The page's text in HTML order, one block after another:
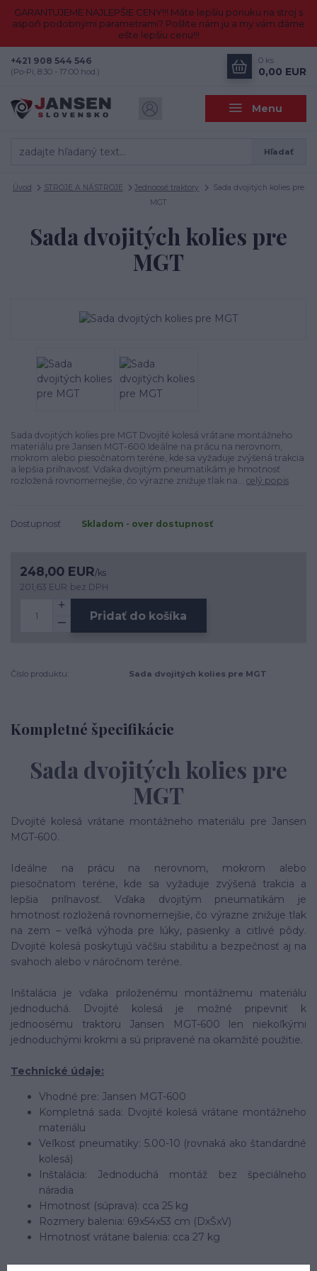
GARANTUJEME NAJLEPŠIE CENY!!! Máte lepšiu ponuku na stroj s
aspoň podobnými parametrami? Pošlite nám ju a my vám dáme
ešte lepšiu cenu!!!
Menu
Hľadať
+421 908 544 546
(Po-Pi, 8:30 - 17:00 hod.)
0 ks
0,00 EUR
Úvod STROJE A NÁSTROJE Jednoosé traktory
Sada dvojitých kolies pre
MGT
Sada dvojitých kolies pre
MGT
Sada dvojitých kolies pre MGT Dvojité kolesá vrátane montážneho
materiálu pre Jansen MGT-600.Ideálne na prácu na nerovnom,
mokrom alebo piesočnatom teréne, kde sa vyžaduje zvýšená trakcia
a lepšia priľnavosť. Vďaka dvojitým pneumatikám je hmotnosť
rozložená rovnomernejšie, čo výrazne znižuje tlak na... celý popis
Dostupnosť Skladom - over dostupnosť
248,00 EUR/ks
201,63 EUR bez DPH
Pridať do košíka
Číslo produktu: Sada dvojitých kolies pre MGT
Kompletné špecifikácie
Sada dvojitých kolies pre
MGT
Dvojité kolesá vrátane montážneho materiálu pre Jansen
MGT-600.
Ideálne na prácu na nerovnom, mokrom alebo
piesočnatom teréne, kde sa vyžaduje zvýšená trakcia a
lepšia priľnavosť. Vďaka dvojitým pneumatikám je
hmotnosť rozložená rovnomernejšie, čo výrazne znižuje tlak
na zem – veľká výhoda pre lúky, pasienky a citlivé pôdy.
Dvojité kolesá poskytujú väčšiu stabilitu a bezpečnosť aj na
svahoch alebo v náročnom teréne.
Inštalácia je vďaka priloženému montážnemu materiálu
jednoduchá. Dvojité kolesá je možné pripevniť k
jednoosému traktoru Jansen MGT-600 len niekoľkými
jednoduchými krokmi a sú pripravené na okamžité použitie.
Technické údaje:
Vhodné pre: Jansen MGT-600
Kompletná sada: Dvojité kolesá vrátane montážneho
materiálu
Veľkosť pneumatiky: 5.00-10 (rovnaká ako štandardné
kolesá)
Inštalácia: Jednoduchá montáž bez špeciálneho
náradia
Hmotnosť (súprava): cca 25 kg
Rozmery balenia: 69x54x53 cm (DxŠxV)
Hmotnosť vrátane balenia: cca 27 kg